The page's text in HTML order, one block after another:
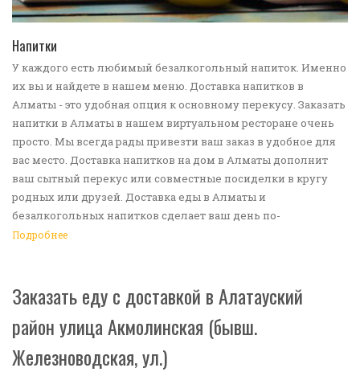
Напитки
У каждого есть любимый безалкогольный напиток. Именно
их вы и найдете в нашем меню. Доставка напитков в
Алматы - это удобная опция к основному перекусу. Заказать
напитки в Алматы в нашем виртуальном ресторане очень
просто. Мы всегда рады привезти ваш заказ в удобное для
вас место. Доставка напитков на дом в Алматы дополнит
ваш сытный перекус или совместные посиделки в кругу
родных или друзей. Доставка еды в Алматы и
безалкогольных напитков сделает ваш день по-
настоящему ярким и беззаботным. Обращайтесь к нам за
Подробнее
Заказать еду с доставкой в Алатауский
район улица Акмолинская (бывш.
Железноводская, ул.)